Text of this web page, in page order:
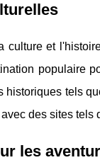
culture et
populaire
historiques tels
des sites
les